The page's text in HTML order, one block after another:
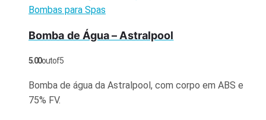
Bombas para Spas
Bomba de Água – Astralpool
5.00out of 5
Bomba de água da Astralpool, com corpo em ABS e
75% FV.